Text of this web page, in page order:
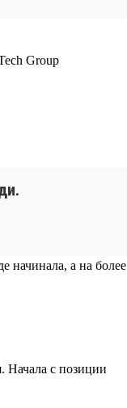
начинала, а на более
Начала с позиции